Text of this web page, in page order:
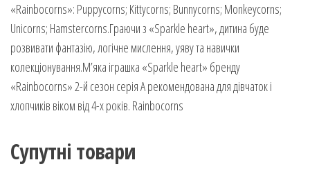
«Rainbocorns»: Puppycorns; Kittycorns; Bunnycorns; Monkeycorns;
Unicorns; Hamstercorns.Граючи з «Sparkle heart», дитина буде
розвивати фантазію, логічне мислення, уяву та навички
колекціонування.М’яка іграшка «Sparkle heart» бренду
«Rainbocorns» 2-й сезон серія А рекомендована для дівчаток і
хлопчиків віком від 4-х років. Rainbocorns
Супутні товари